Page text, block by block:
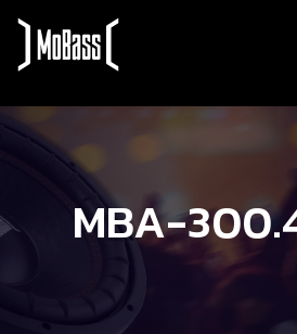
MBA-